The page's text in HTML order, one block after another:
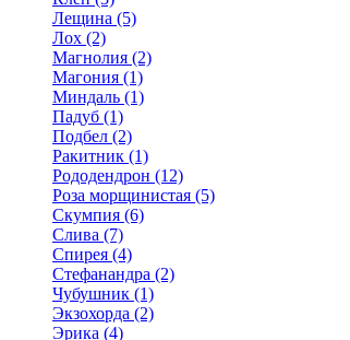
Лещина (5)
Лох (2)
Магнолия (2)
Магония (1)
Миндаль (1)
Падуб (1)
Подбел (2)
Ракитник (1)
Рододендрон (12)
Роза морщинистая (5)
Скумпия (6)
Слива (7)
Спирея (4)
Стефанандра (2)
Чубушник (1)
Экзохорда (2)
Эрика (4)